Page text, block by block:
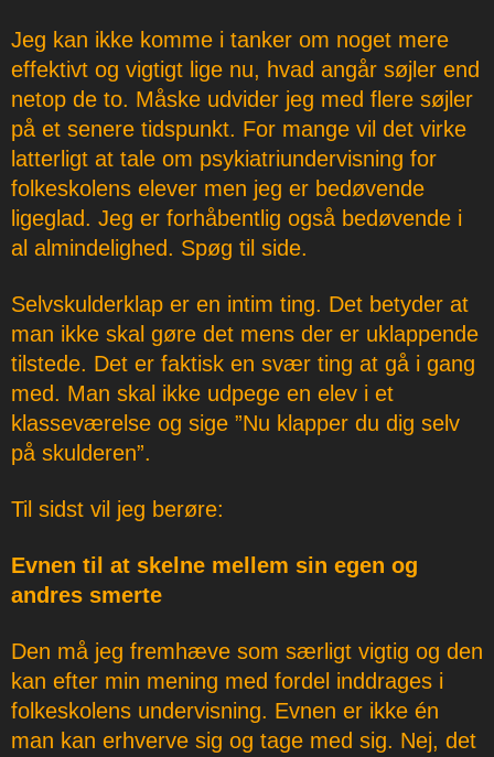
Jeg kan ikke komme i tanker om noget mere
effektivt og vigtigt lige nu, hvad angår søjler end
netop de to. Måske udvider jeg med flere søjler
på et senere tidspunkt. For mange vil det virke
latterligt at tale om psykiatriundervisning for
folkeskolens elever men jeg er bedøvende
ligeglad. Jeg er forhåbentlig også bedøvende i
al almindelighed. Spøg til side.
Selvskulderklap er en intim ting. Det betyder at
man ikke skal gøre det mens der er uklappende
tilstede. Det er faktisk en svær ting at gå i gang
med. Man skal ikke udpege en elev i et
klasseværelse og sige ”Nu klapper du dig selv
på skulderen”.
Til sidst vil jeg berøre:
Evnen til at skelne mellem sin egen og
andres smerte
Den må jeg fremhæve som særligt vigtig og den
kan efter min mening med fordel inddrages i
folkeskolens undervisning. Evnen er ikke én
man kan erhverve sig og tage med sig. Nej, det